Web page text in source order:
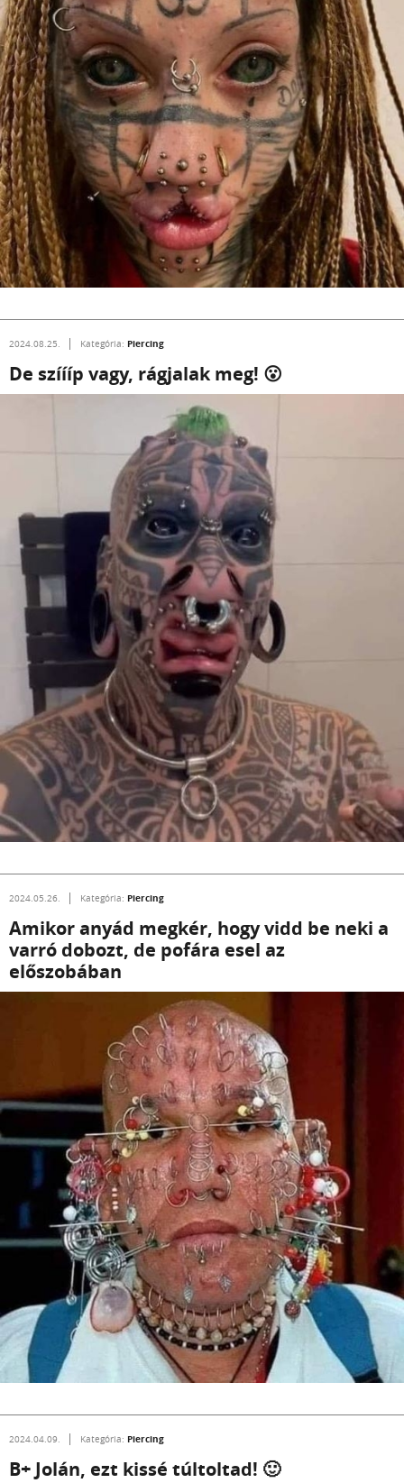
2024.08.25. Kategória: Piercing
De szíííp vagy, rágjalak meg! 😮
2024.05.26. Kategória: Piercing
Amikor anyád megkér, hogy vidd be neki a
varró dobozt, de pofára esel az
előszobában
2024.04.09. Kategória: Piercing
B+ Jolán, ezt kissé túltoltad! 🙂